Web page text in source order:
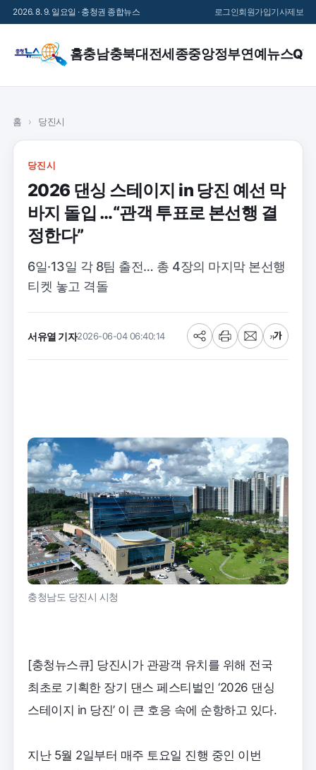
2026. 8. 9. 일요일 · 충청권 종합뉴스 로그인회원가입기사제보
홈충남충북대전세종중앙정부연예 뉴스
홈 › 당진시
당진시
2026 댄싱 스테이지 in 당진 예선 막
바지 돌입 …“관객 투표로 본선행 결
정한다”
6일·13일 각 8팀 출전… 총 4장의 마지막 본선행
티켓 놓고 격돌
서유열 기자2026-06-04 06:40:14
공
유
프
린
메
일
글
씨
충청남도 당진시 시청
[충청뉴스큐] 당진시가 관광객 유치를 위해 전국
최초로 기획한 장기 댄스 페스티벌인 ‘2026 댄싱
스테이지 in 당진’ 이 큰 호응 속에 순항하고 있다.
지난 5월 2일부터 매주 토요일 진행 중인 이번